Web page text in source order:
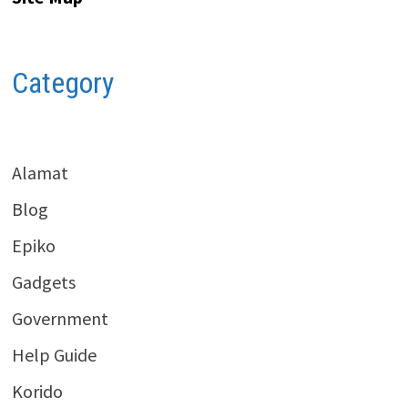
Category
Alamat
Blog
Epiko
Gadgets
Government
Help Guide
Korido